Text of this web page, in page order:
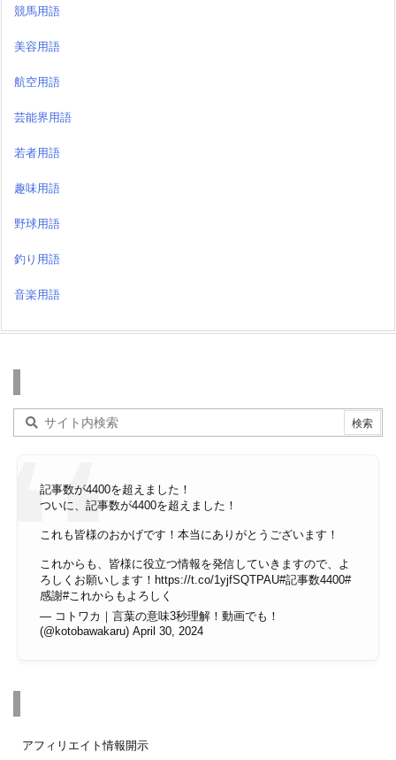
競馬用語
美容用語
航空用語
芸能界用語
若者用語
趣味用語
野球用語
釣り用語
音楽用語
記事数が4400を超えました！
ついに、記事数が4400を超えました！
これも皆様のおかげです！本当にありがとうございます！
これからも、皆様に役立つ情報を発信していきますので、よ
ろしくお願いします！ https://t.co/1yjfSQTPAU#記事数4400#
感謝#これからもよろしく
— コトワカ｜言葉の意味3秒理解！動画でも！
(@kotobawakaru) April 30, 2024
アフィリエイト情報開示